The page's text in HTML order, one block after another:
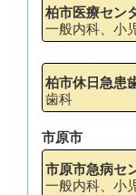
柏市医療セン
一般内科、小
柏市休日急患
歯科
市原市
市原市急病セ
一般内科、小